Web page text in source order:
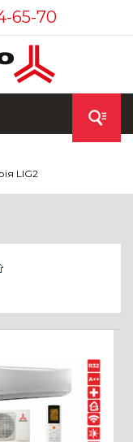
65-70
LIG2